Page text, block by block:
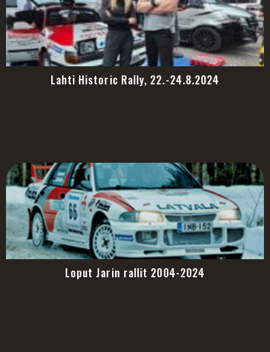
Lahti Historic Rally, 22.-24.8.2024
Loput Jarin rallit 2004-2024